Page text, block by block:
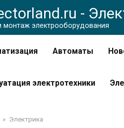
-
монтаж электрооборудования
Автоматы
электротехники
» Электрика